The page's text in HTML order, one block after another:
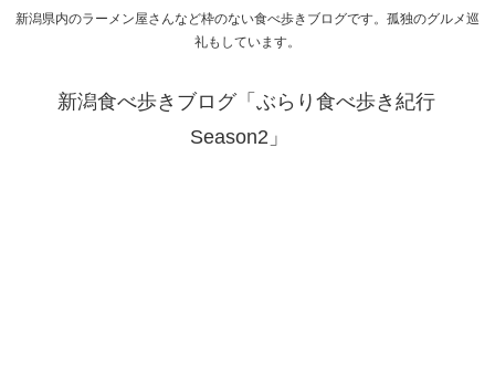
新潟県内のラーメン屋さんなど枠のない食べ歩きブログです。孤独のグルメ巡
礼もしています。
新潟食べ歩きブログ「ぶらり食べ歩き紀行
Season2」